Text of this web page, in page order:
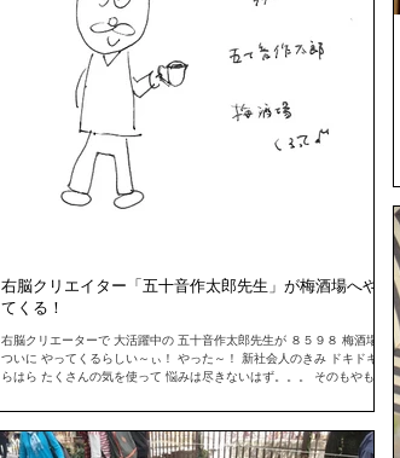
右脳クリエイター「五十音作太郎先生」が梅酒場へやっ
てくる！
右脳クリエーターで 大活躍中の 五十音作太郎先生が ８５９８ 梅酒場に
ついに やってくるらしい～ぃ！ やった～！ 新社会人のきみ ドキドキ は
らはら たくさんの気を使って 悩みは尽きないはず。。。 そのもやもやを